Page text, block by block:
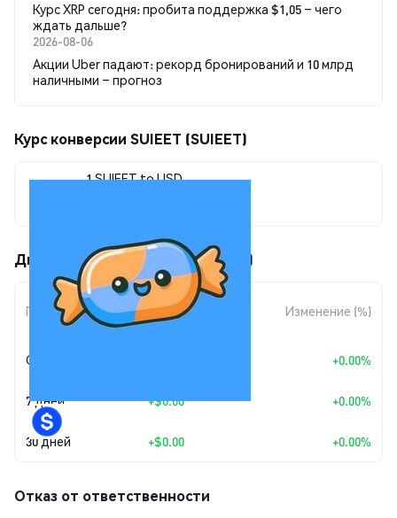
Курс XRP сегодня: пробита поддержка $1,05 – чего
ждать дальше?
2026-08-06
Акции Uber падают: рекорд бронирований и 10 млрд
наличными – прогноз
Курс конверсии SUIEET (SUIEET)
1 SUIEET to USD
Движения цены SUIEET (SUIEET)
Период
Изменение
суммы
Изменение (%)
Сегодня +0.00%
7 дней +$0.00 +0.00%
30 дней +$0.00 +0.00%
Отказ от ответственности